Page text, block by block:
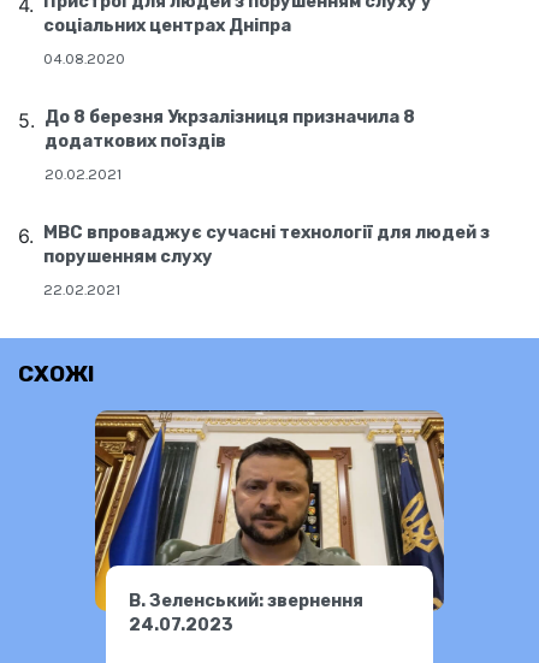
соціальних центрах Дніпра
04.08.2020
До 8 березня Укрзалізниця призначила 8
додаткових поїздів
20.02.2021
МВС впроваджує сучасні технології для людей з
порушенням слуху
22.02.2021
СХОЖІ
В. Зеленський: звернення
24.07.2023